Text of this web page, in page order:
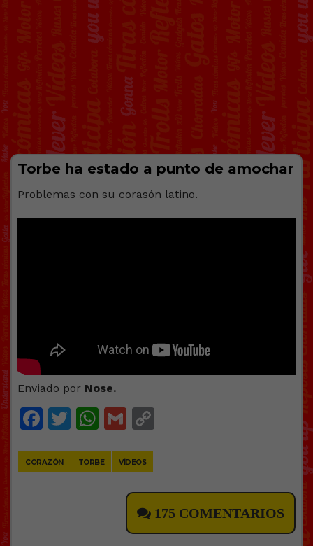
Torbe ha estado a punto de amochar
Problemas con su corasón latino.
Enviado por Nose.
Facebook
Twitter
WhatsApp
Gmail
CORAZÓN TORBE VÍDEOS
175 COMENTARIOS